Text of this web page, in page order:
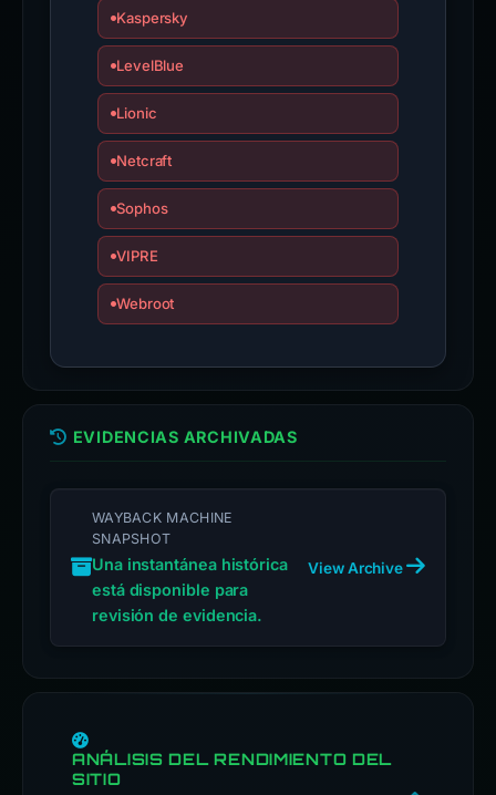
Kaspersky
LevelBlue
Lionic
Netcraft
Sophos
VIPRE
Webroot
EVIDENCIAS ARCHIVADAS
WAYBACK MACHINE
SNAPSHOT
Una instantánea histórica
está disponible para
revisión de evidencia.
View Archive
ANÁLISIS DEL RENDIMIENTO DEL
SITIO